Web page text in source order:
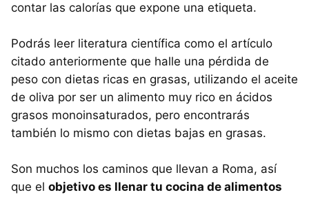
contar las calorías que expone una etiqueta.
Podrás leer literatura científica como el artículo
citado anteriormente que halle una pérdida de
peso con dietas ricas en grasas, utilizando el aceite
de oliva por ser un alimento muy rico en ácidos
grasos monoinsaturados, pero encontrarás
también lo mismo con dietas bajas en grasas.
Son muchos los caminos que llevan a Roma, así
que el objetivo es llenar tu cocina de alimentos